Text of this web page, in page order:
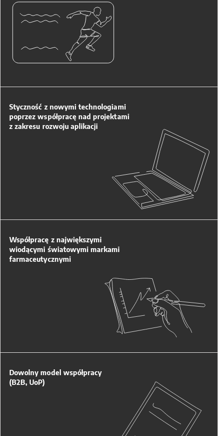
Styczność z nowymi technologiami
poprzez współpracę nad projektami
z zakresu rozwoju aplikacji
Współpracę z największymi
wiodącymi światowymi markami
farmaceutycznymi
Dowolny model współpracy
(B2B, UoP)